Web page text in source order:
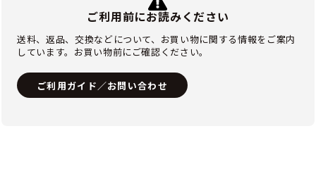
ご利用前にお読みください
送料、返品、交換などについて、お買い物に関する情報をご案内
しています。お買い物前にご確認ください。
ご利用ガイド／お問い合わせ